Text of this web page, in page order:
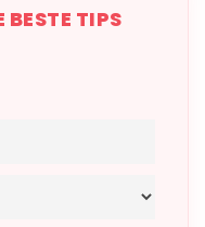
TIPS